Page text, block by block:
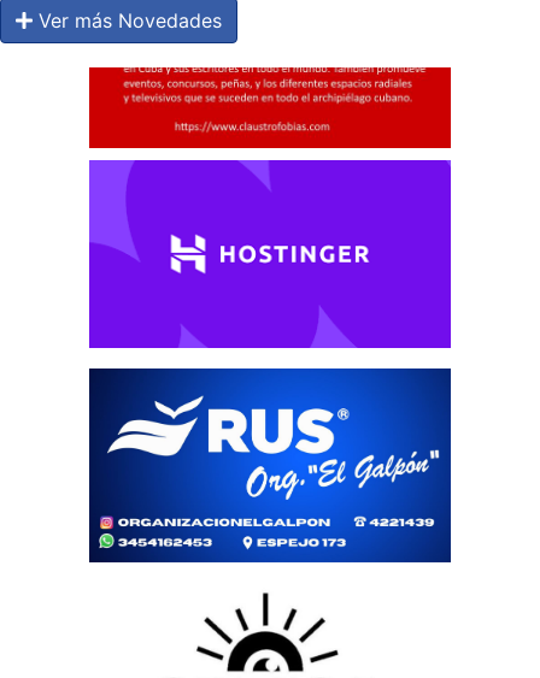
Ver más Novedades